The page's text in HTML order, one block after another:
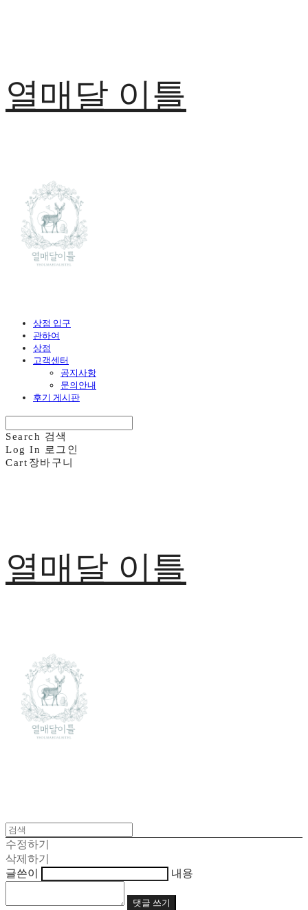
열매달 이틀
상점 입구
관하여
상점
고객센터
공지사항
문의안내
후기 게시판
Search 검색
Log In
로그인
Cart 장바구니
열매달 이틀
수정하기
삭제하기
글쓴이
내용
댓글 쓰기